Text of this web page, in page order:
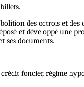
des octrois et
et développé une
ses documents.
foncier, régime